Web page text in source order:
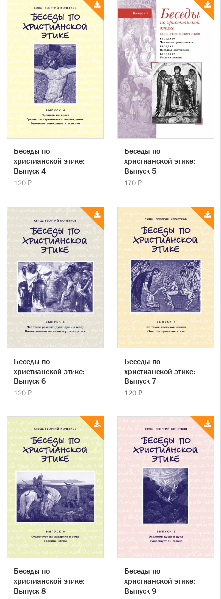
Беседы по
христианской этике:
Выпуск 4
120 ₽
Беседы по
христианской этике:
Выпуск 5
170 ₽
Беседы по
христианской этике:
Выпуск 6
120 ₽
Беседы по
христианской этике:
Выпуск 7
120 ₽
Беседы по
христианской этике:
Выпуск 8
Беседы по
христианской этике:
Выпуск 9